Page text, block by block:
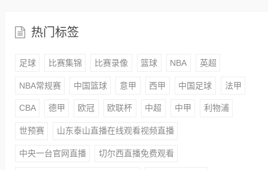
热门标签
足球 比赛集锦 比赛录像 篮球 NBA 英超
NBA常规赛 中国篮球 意甲 西甲 中国足球 法甲
CBA 德甲 欧冠 欧联杯 中超 中甲 利物浦
世预赛 山东泰山直播在线观看视频直播
中央一台官网直播 切尔西直播免费观看